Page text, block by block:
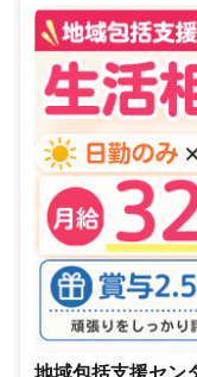
地域包括支援セ